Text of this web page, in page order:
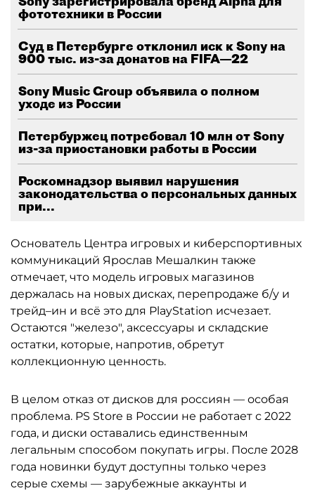
фототехники в России
Суд в Петербурге отклонил иск к Sony на
900 тыс. из-за донатов на FIFA—22
Sony Music Group объявила о полном
уходе из России
Петербуржец потребовал 10 млн от Sony
из-за приостановки работы в России
Роскомнадзор выявил нарушения
законодательства о персональных данных
при...
Основатель Центра игровых и киберспортивных
коммуникаций Ярослав Мешалкин также
отмечает, что модель игровых магазинов
держалась на новых дисках, перепродаже б/у и
трейд–ин и всё это для PlayStation исчезает.
Остаются "железо", аксессуары и складские
остатки, которые, напротив, обретут
коллекционную ценность.
В целом отказ от дисков для россиян — особая
проблема. PS Store в России не работает с 2022
года, и диски оставались единственным
легальным способом покупать игры. После 2028
года новинки будут доступны только через
серые схемы — зарубежные аккаунты и